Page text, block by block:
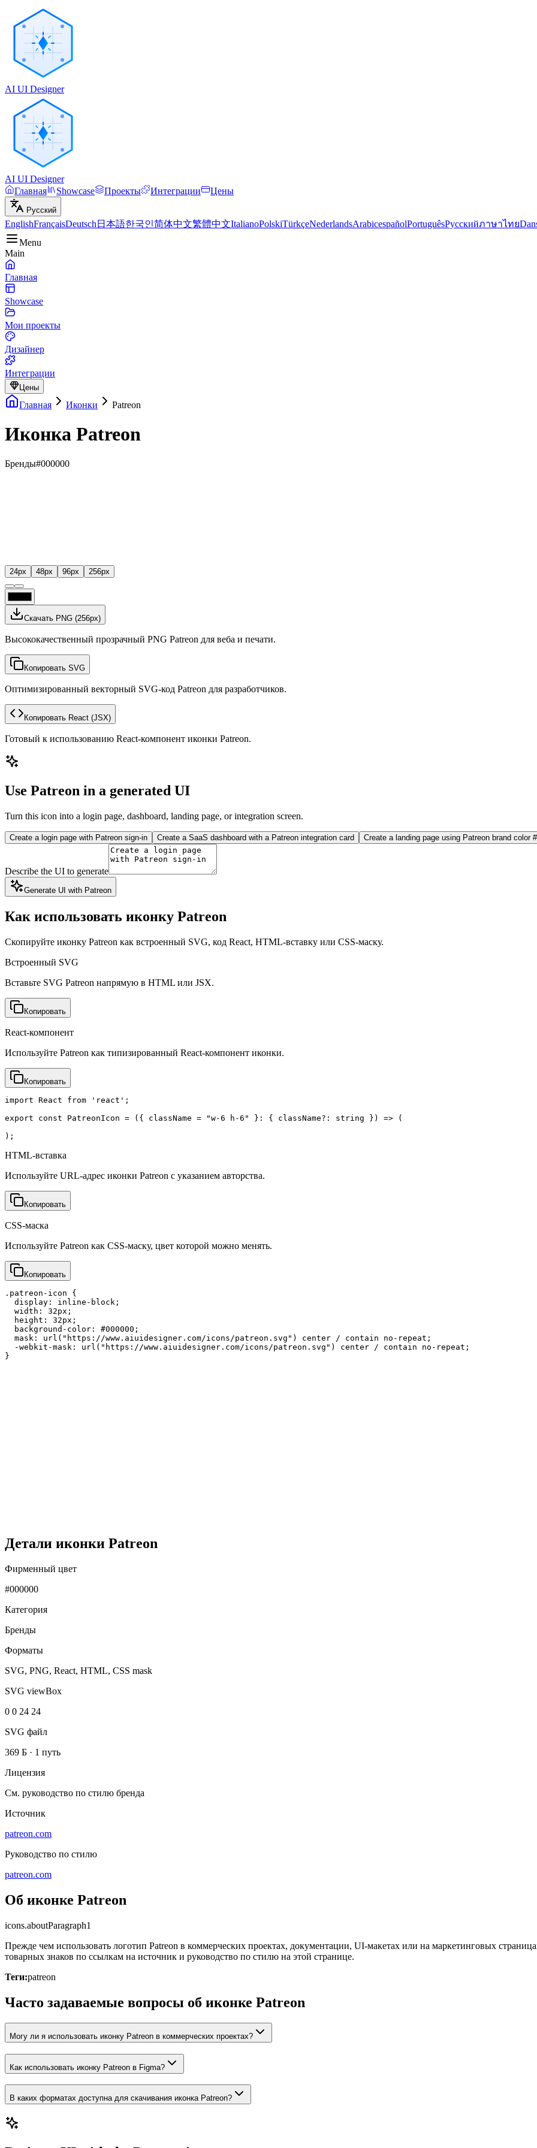
AI UI Designer
AI UI Designer
Главная
Showcase Проекты Интеграции Цены
Русский
EnglishFrançaisDeutsch 日本語한국인简体中文繁體中文ItalianoPolskiTürkçeNederlandsArabicespañolPortuguêsРусскийภาษาไทย
Menu
Main
Главная
Showcase
Мои проекты
Дизайнер
Интеграции
Цены
Главная Иконки Patreon
Иконка Patreon
Бренды#000000
24px 48px 96px 256px
Скачать PNG (256px)
Высококачественный прозрачный PNG Patreon для веба и печати.
Копировать SVG
Оптимизированный векторный SVG-код Patreon для разработчиков.
Копировать React (JSX)
Готовый к использованию React-компонент иконки Patreon.
Use Patreon in a generated UI
Turn this icon into a login page, dashboard, landing page, or integration screen.
Create a login page with Patreon sign-in Create a SaaS dashboard with a Patreon integration card Create a landing page using Patreon brand color
Describe the UI to generate
Generate UI with Patreon
Как использовать иконку Patreon
Скопируйте иконку Patreon как встроенный SVG, код React, HTML-вставку или CSS-маску.
Встроенный SVG
Вставьте SVG Patreon напрямую в HTML или JSX.
Копировать
React-компонент
Используйте Patreon как типизированный React-компонент иконки.
Копировать
import React from 'react';
export const PatreonIcon = ({ className = "w-6 h-6" }: { className?: string }) => (
);
HTML-вставка
Используйте URL-адрес иконки Patreon с указанием авторства.
Копировать
CSS-маска
Используйте Patreon как CSS-маску, цвет которой можно менять.
Копировать
.patreon-icon {
  display: inline-block;
  width: 32px;
  height: 32px;
  background-color: #000000;
  mask: url("https://www.aiuidesigner.com/icons/patreon.svg") center / contain no-repeat;
  -webkit-mask: url("https://www.aiuidesigner.com/icons/patreon.svg") center / contain no-repeat;
}
Детали иконки Patreon
Фирменный цвет
#000000
Категория
Бренды
Форматы
SVG, PNG, React, HTML, CSS mask
SVG viewBox
0 0 24 24
SVG файл
369 Б · 1 путь
Лицензия
См. руководство по стилю бренда
Источник
patreon.com
Руководство по стилю
patreon.com
Об иконке Patreon
icons.aboutParagraph1
Прежде чем использовать логотип Patreon в коммерческих проектах, документации, UI-макетах или на маркетинговых
товарных знаков по ссылкам на источник и руководство по стилю на этой странице.
Теги:patreon
Часто задаваемые вопросы об иконке Patreon
Могу ли я использовать иконку Patreon в коммерческих проектах?
Как использовать иконку Patreon в Figma?
В каких форматах доступна для скачивания иконка Patreon?